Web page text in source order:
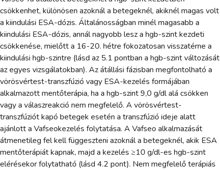
csökkenhet, különösen azoknál a betegeknél, akiknél magas volt
a kiindulási ESA-dózis. Általánosságban minél magasabb a
kiindulási ESA-dózis, annál nagyobb lesz a hgb-szint kezdeti
csökkenése, mielőtt a 16-20. hétre fokozatosan visszatérne a
kiindulási hgb-szintre (lásd az 5.1 pontban a hgb-szint változását
az egyes vizsgálatokban). Az átállási fázisban megfontolható a
vörösvértest-transzfúzió vagy ESA-kezelés formájában
alkalmazott mentőterápia, ha a hgb-szint 9,0 g/dl alá csökken
vagy a válaszreakció nem megfelelő. A vörösvértest-
transzfúziót kapó betegek esetén a transzfúzió ideje alatt
ajánlott a Vafseokezelés folytatása. A Vafseo alkalmazását
átmenetileg fel kell függeszteni azoknál a betegeknél, akik ESA
mentőterápiát kapnak, majd a kezelés ≥10 g/dl-es hgb-szint
elérésekor folytatható (lásd 4.2 pont). Nem megfelelő terápiás